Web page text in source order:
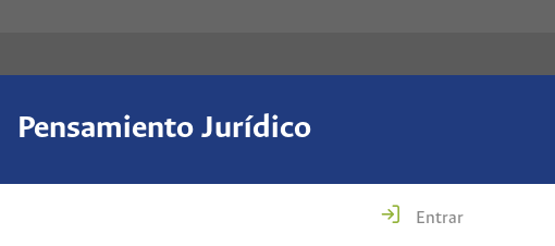
Pensamiento Jurídico
Entrar